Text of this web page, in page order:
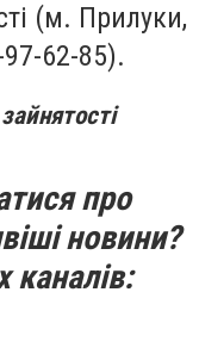
(м. Прилуки,
62-85).
про
новини?
каналів: